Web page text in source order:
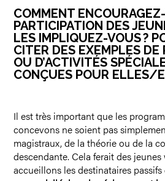
COMMENT
PARTICIPATION DES
LES IMPLIQUEZ-VOUS ?
CITER DES EXEMPLES DE
OU D’ACTIVITÉS
CONÇUES POUR ELLES/
Il est très important que les
concevons ne soient pas
magistraux, de la théorie ou de la
descendante. Cela ferait des
accueillons les destinataires